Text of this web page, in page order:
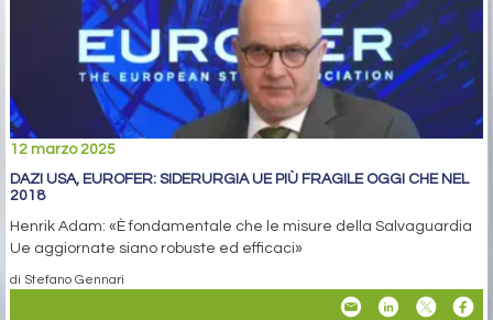
12 marzo 2025
DAZI USA, EUROFER: SIDERURGIA UE PIÙ FRAGILE OGGI CHE NEL
2018
Henrik Adam: «È fondamentale che le misure della Salvaguardia
Ue aggiornate siano robuste ed efficaci»
di Stefano Gennari